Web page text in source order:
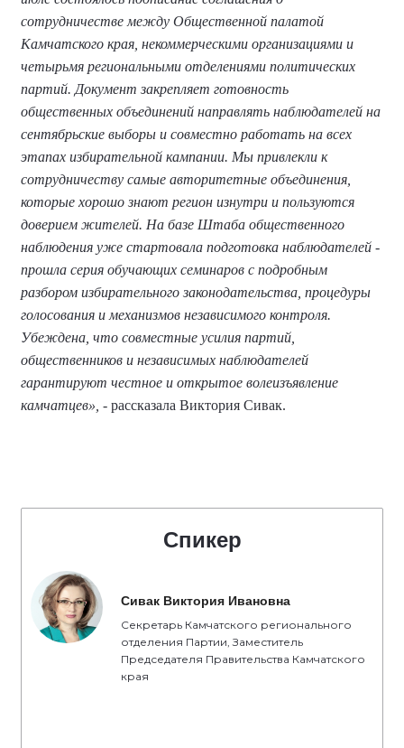
сотрудничестве между Общественной палатой
Камчатского края, некоммерческими организациями и
четырьмя региональными отделениями политических
партий. Документ закрепляет готовность
общественных объединений направлять наблюдателей на
сентябрьские выборы и совместно работать на всех
этапах избирательной кампании. Мы привлекли к
сотрудничеству самые авторитетные объединения,
которые хорошо знают регион изнутри и пользуются
доверием жителей. На базе Штаба общественного
наблюдения уже стартовала подготовка наблюдателей -
прошла серия обучающих семинаров с подробным
разбором избирательного законодательства, процедуры
голосования и механизмов независимого контроля.
Убеждена, что совместные усилия партий,
общественников и независимых наблюдателей
гарантируют честное и открытое волеизъявление
камчатцев», - рассказала Виктория Сивак.
Спикер
Сивак Виктория Ивановна
Секретарь Камчатского регионального
отделения Партии, Заместитель
Председателя Правительства Камчатского
края